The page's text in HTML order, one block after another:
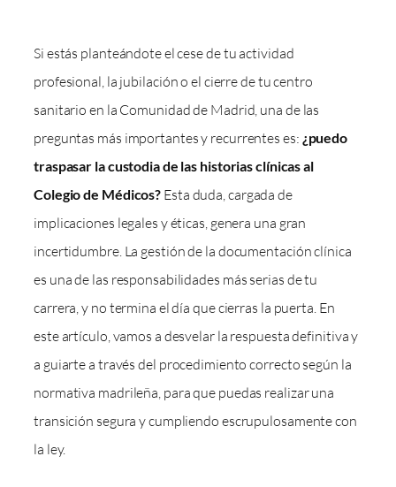
Si estás planteándote el cese de tu actividad
profesional, la jubilación o el cierre de tu centro
sanitario en la Comunidad de Madrid, una de las
preguntas más importantes y recurrentes es: ¿puedo
traspasar la custodia de las historias clínicas al
Colegio de Médicos? Esta duda, cargada de
implicaciones legales y éticas, genera una gran
incertidumbre. La gestión de la documentación clínica
es una de las responsabilidades más serias de tu
carrera, y no termina el día que cierras la puerta. En
este artículo, vamos a desvelar la respuesta definitiva y
a guiarte a través del procedimiento correcto según la
normativa madrileña, para que puedas realizar una
transición segura y cumpliendo escrupulosamente con
la ley.